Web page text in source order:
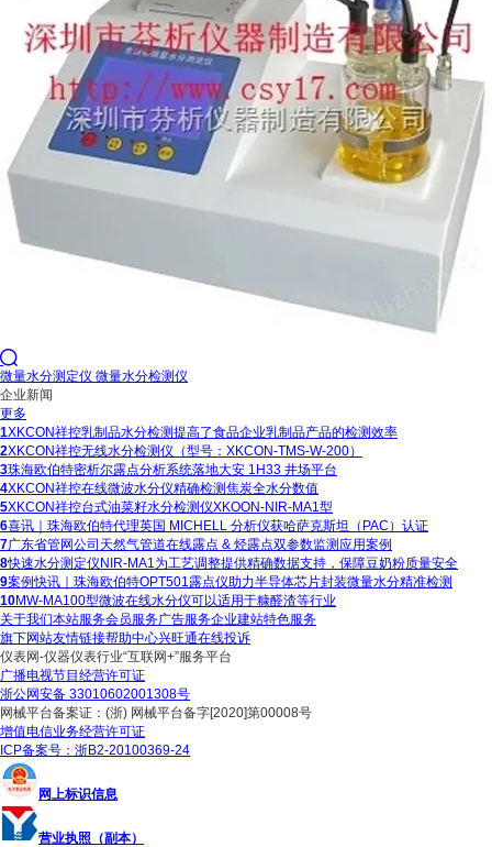

微量水分测定仪 微量水分检测仪
企业新闻
更多
1XKCON祥控乳制品水分检测提高了食品企业乳制品产品的检测效率
2XKCON祥控无线水分检测仪（型号：XKCON-TMS-W-200）
3珠海欧伯特密析尔露点分析系统落地大安 1H33 井场平台
4XKCON祥控在线微波水分仪精确检测焦炭全水分数值
5XKCON祥控台式油菜籽水分检测仪XKOON-NIR-MA1型
6喜讯｜珠海欧伯特代理英国 MICHELL 分析仪获哈萨克斯坦（PAC）认证
7广东省管网公司天然气管道在线露点 & 烃露点双参数监测应用案例
8快速水分测定仪NIR-MA1为工艺调整提供精确数据支持，保障豆奶粉质量安全
9案例快讯｜珠海欧伯特OPT501露点仪助力半导体芯片封装微量水分精准检测
10MW-MA100型微波在线水分仪可以适用于糠醛渣等行业
关于我们本站服务会员服务广告服务企业建站特色服务
旗下网站友情链接帮助中心兴旺通在线投诉
仪表网-仪器仪表行业“互联网+”服务平台
广播电视节目经营许可证
浙公网安备 33010602001308号
网械平台备案证：(浙) 网械平台备字[2020]第00008号
增值电信业务经营许可证
ICP备案号：浙B2-20100369-24
网上标识信息
营业执照（副本）